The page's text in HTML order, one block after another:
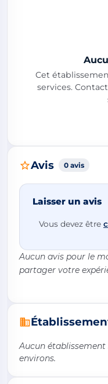
Cet
services.
Avis 0 avis
Laisser un avis
Vous devez être
Aucun avis pour le
partager votre
Aucun
environs.